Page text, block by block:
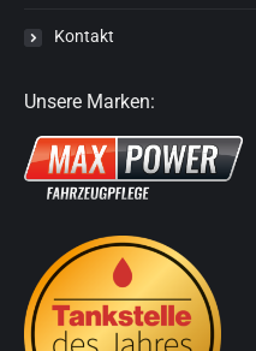
Kontakt
Unsere Marken: